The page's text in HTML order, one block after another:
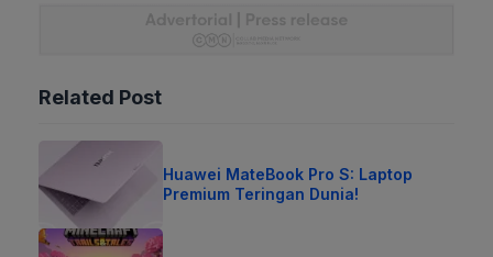
Related Post
Huawei MateBook Pro S: Laptop
Premium Teringan Dunia!